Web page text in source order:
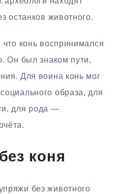
останков животного.
конь воспринимался
Он был знаком пути,
Для воина конь мог
образа, для
для рода —
коня
без животного